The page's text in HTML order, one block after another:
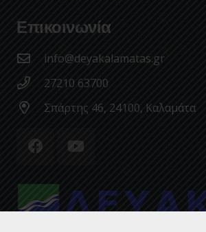
Επικοινωνία
info@deyakalamatas.gr
27210 63700
Σπάρτης 46, 24100, Καλαμάτα